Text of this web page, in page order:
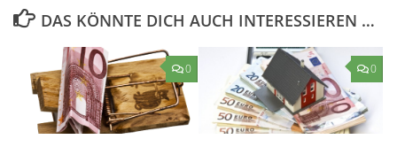
DAS KÖNNTE DICH AUCH INTERESSIEREN …
0 0